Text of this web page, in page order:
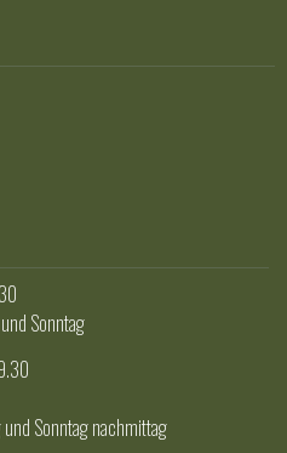
Sonntag
Sonntag nachmittag